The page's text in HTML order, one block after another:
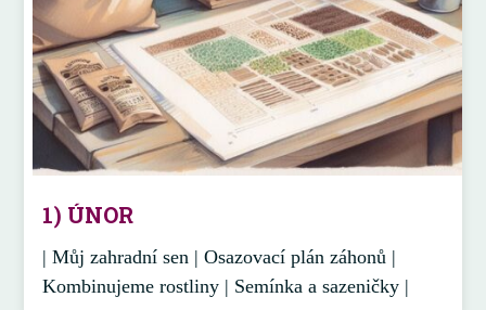
1) ÚNOR
| Můj zahradní sen | Osazovací plán záhonů |
Kombinujeme rostliny | Semínka a sazeničky |